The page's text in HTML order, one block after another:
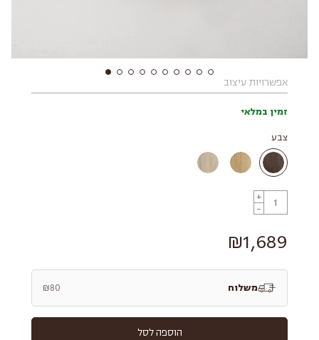
אפשרויות עיצוב
זמין במלאי
צבע
+
-
₪1,689
משלוח ₪80
הוספה לסל